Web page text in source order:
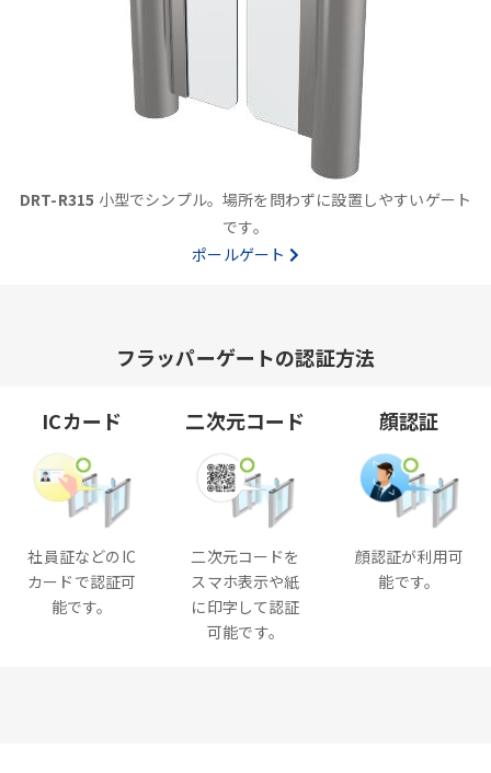
DRT-R315 小型でシンプル。場所を問わずに設置しやすいゲート
です。
ポールゲート
フラッパーゲートの認証方法
ICカード
社員証などのIC
カードで認証可
能です。
二次元コード
二次元コードを
スマホ表示や紙
に印字して認証
可能です。
顔認証
顔認証が利用可
能です。